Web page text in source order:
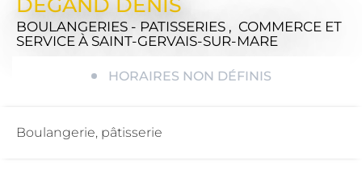
BOULANGERIES - PATISSERIES , COMMERCE ET
SERVICE À SAINT-GERVAIS-SUR-MARE
HORAIRES NON DÉFINIS
Boulangerie, pâtisserie